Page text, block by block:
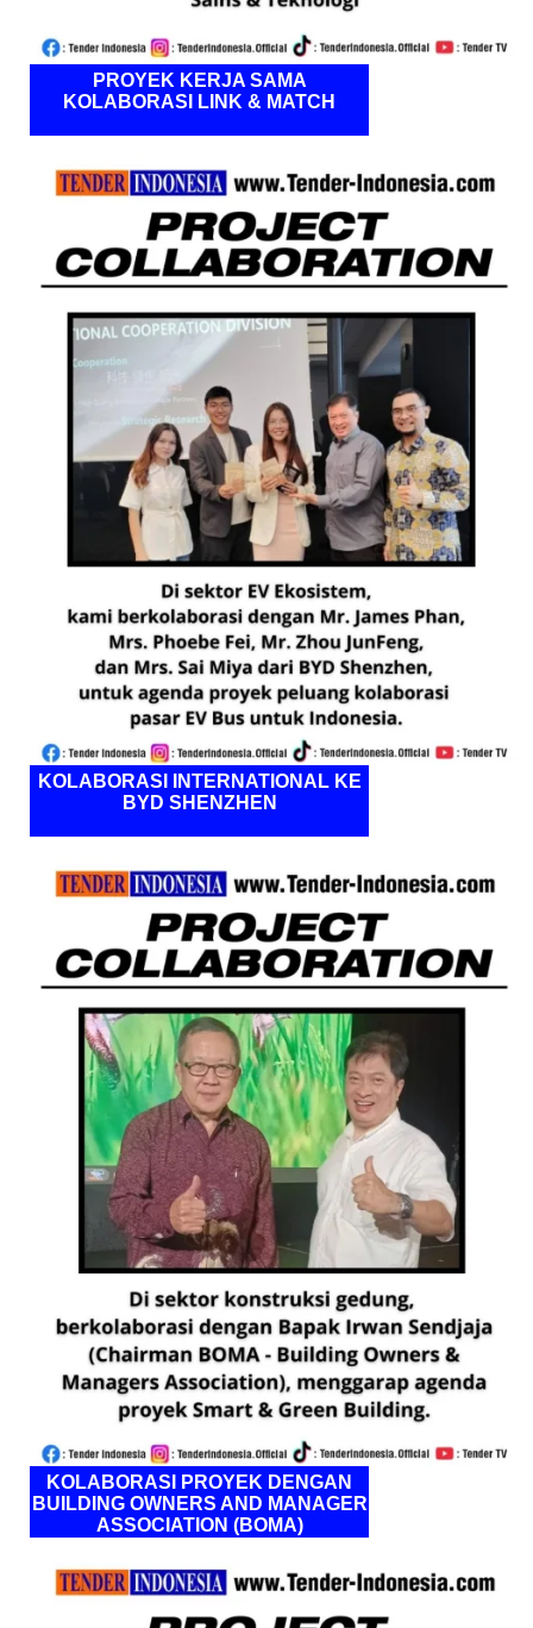
PROYEK KERJA SAMA
KOLABORASI LINK & MATCH
KOLABORASI INTERNATIONAL KE
BYD SHENZHEN
KOLABORASI PROYEK DENGAN
BUILDING OWNERS AND MANAGER
ASSOCIATION (BOMA)